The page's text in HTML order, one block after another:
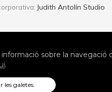
Judith Antolín Studio
sobre la navegació
.
les galetes.